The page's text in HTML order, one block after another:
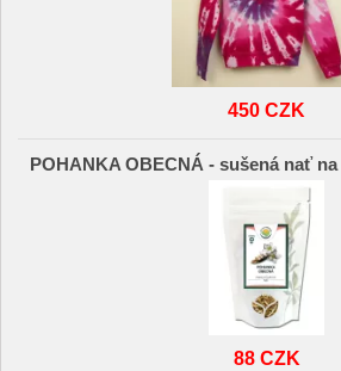
450 CZK
POHANKA OBECNÁ - sušená nať
88 CZK